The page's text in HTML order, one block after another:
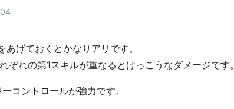
げておくとかなりアリです。
れの第1スキルが重なるとけっこうなダメージです。
コントロールが強力です。